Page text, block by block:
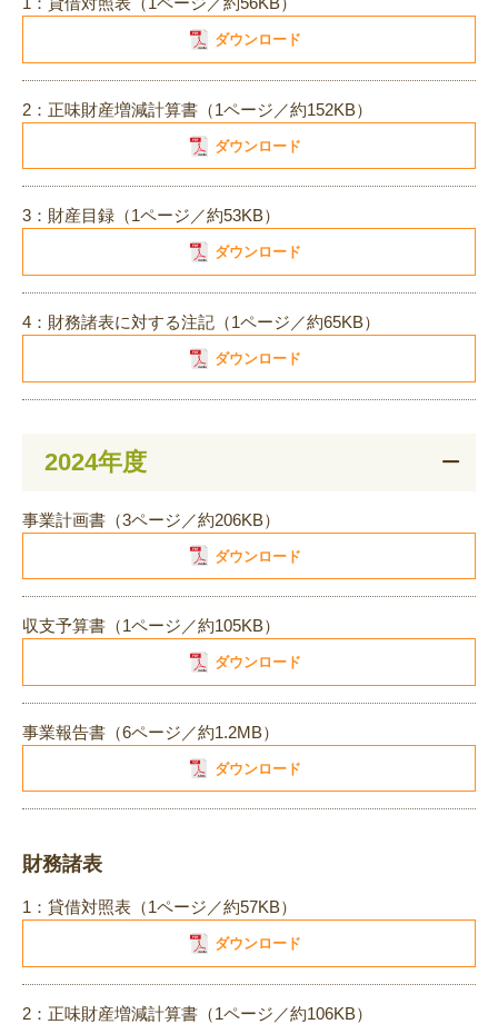
ダウンロード
2：正味財産増減計算書（1ページ／約152KB）
ダウンロード
3：財産目録（1ページ／約53KB）
ダウンロード
4：財務諸表に対する注記（1ページ／約65KB）
ダウンロード
2024年度
事業計画書（3ページ／約206KB）
ダウンロード
収支予算書（1ページ／約105KB）
ダウンロード
事業報告書（6ページ／約1.2MB）
ダウンロード
財務諸表
1：貸借対照表（1ページ／約57KB）
ダウンロード
2：正味財産増減計算書（1ページ／約106KB）